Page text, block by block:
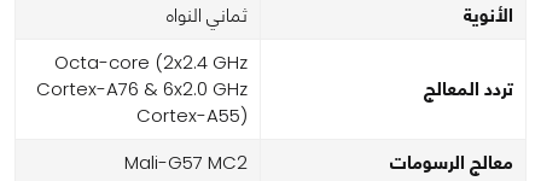
الأنوية ثماني النواه
تردد المعالج
Octa-core (2x2.4 GHz
Cortex-A76 & 6x2.0 GHz
Cortex-A55)
معالج الرسومات Mali-G57 MC2